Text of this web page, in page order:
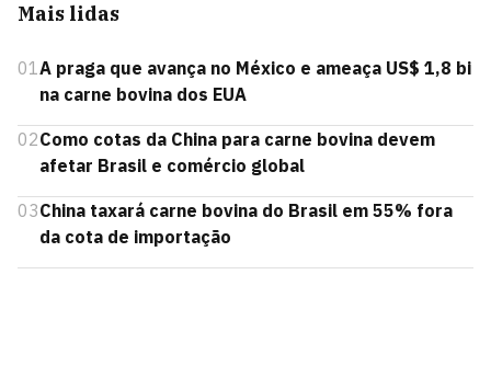
Mais lidas
01A praga que avança no México e ameaça US$ 1,8 bi
na carne bovina dos EUA
02Como cotas da China para carne bovina devem
afetar Brasil e comércio global
03China taxará carne bovina do Brasil em 55% fora
da cota de importação